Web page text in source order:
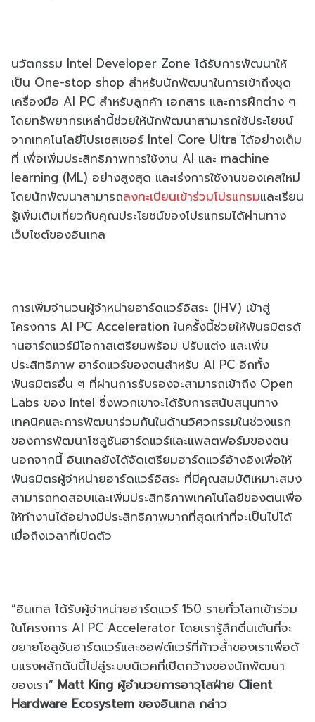
นวัตกรรม Intel Developer Zone ได้รับการพัฒนาให้
เป็น One-stop shop สำหรับนักพัฒนาในการเข้าถึงชุด
เครื่องมือ AI PC สำหรับลูกค้า เอกสาร และการฝึกต่าง ๆ
โดยทรัพยากรเหล่านี้ช่วยให้นักพัฒนาสามารถใช้ประโยชน์
จากเทคโนโลยีโปรเซสเซอร์ Intel Core Ultra ได้อย่างเต็ม
ที่ เพื่อเพิ่มประสิทธิภาพการใช้งาน AI และ machine
learning (ML) อย่างสูงสุด และเร่งการใช้งานของเคสใหม่
โดยนักพัฒนาสามารถลงทะเบียนเข้าร่วมโปรแกรมและเรียน
รู้เพิ่มเติมเกี่ยวกับคุณประโยชน์ของโปรแกรมได้ผ่านทาง
เว็บไซต์ของอินเทล
การเพิ่มจำนวนผู้จำหน่ายฮาร์ดแวร์อิสระ (IHV) เข้าสู่
โครงการ AI PC Acceleration ในครั้งนี้ช่วยให้พันธมิตรด้
านฮาร์ดแวร์มีโอกาสเตรียมพร้อม ปรับแต่ง และเพิ่ม
ประสิทธิภาพ ฮาร์ดแวร์ของตนสำหรับ AI PC อีกทั้ง
พันธมิตรอื่น ๆ ที่ผ่านการรับรองจะสามารถเข้าถึง Open
Labs ของ Intel ซึ่งพวกเขาจะได้รับการสนับสนุนทาง
เทคนิคและการพัฒนาร่วมกันในด้านวิศวกรรมในช่วงแรก
ของการพัฒนาโซลูชันฮาร์ดแวร์และแพลตฟอร์มของตน
นอกจากนี้ อินเทลยังได้จัดเตรียมฮาร์ดแวร์อ้างอิงเพื่อให้
พันธมิตรผู้จำหน่ายฮาร์ดแวร์อิสระ ที่มีคุณสมบัติเหมาะสมง
สามารถทดสอบและเพิ่มประสิทธิภาพเทคโนโลยีของตนเพื่อ
ให้ทำงานได้อย่างมีประสิทธิภาพมากที่สุดเท่าที่จะเป็นไปได้
เมื่อถึงเวลาที่เปิดตัว
“อินเทล ได้รับผู้จำหน่ายฮาร์ดแวร์ 150 รายทั่วโลกเข้าร่วม
ในโครงการ AI PC Accelerator โดยเรารู้สึกตื่นเต้นที่จะ
ขยายโซลูชันฮาร์ดแวร์และซอฟต์แวร์ที่ก้าวล้ำของเราเพื่อดั
นแรงผลักดันนี้ไปสู่ระบบนิเวศที่เปิดกว้างของนักพัฒนา
ของเรา” Matt King ผู้อำนวยการอาวุโสฝ่าย Client
Hardware Ecosystem ของอินเทล กล่าว